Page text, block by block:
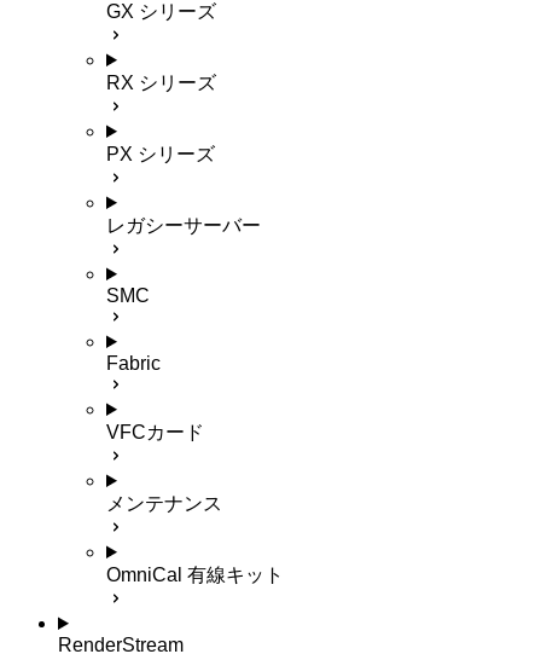
GX シリーズ
RX シリーズ
PX シリーズ
レガシーサーバー
SMC
Fabric
VFCカード
メンテナンス
OmniCal 有線キット
RenderStream